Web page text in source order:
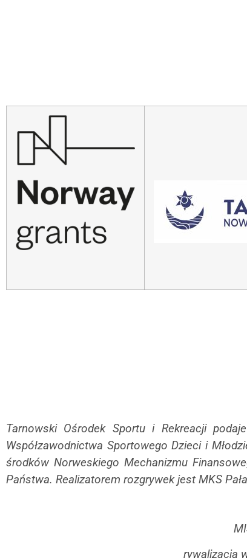
Tarnowski Ośrodek Sportu i Rekreacji
Współzawodnictwa Sportowego Dzieci i
środków Norweskiego Mechanizmu
Państwa. Realizatorem rozgrywek jest MKS
rywalizacja